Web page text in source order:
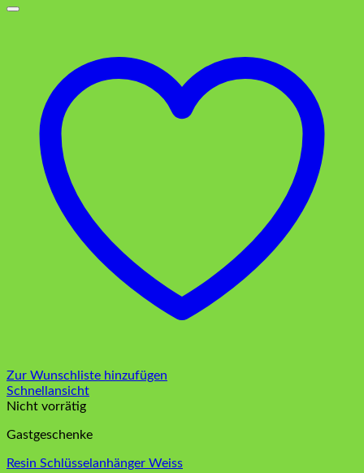
Zur Wunschliste hinzufügen
Schnellansicht
Nicht vorrätig
Gastgeschenke
Resin Schlüsselanhänger Weiss